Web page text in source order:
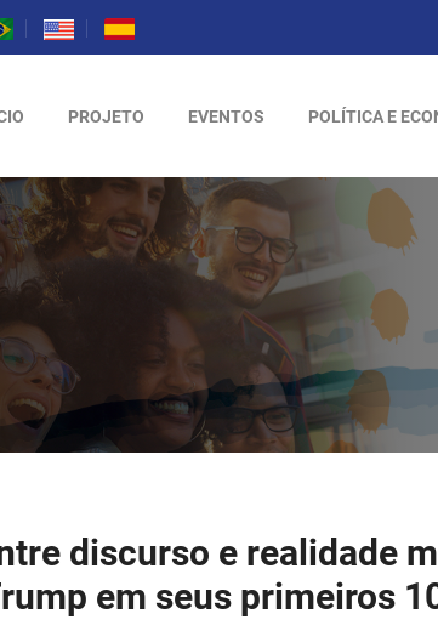
PROJETO EVENTOS POLÍTICA E
discurso e realidade
em seus primeiros